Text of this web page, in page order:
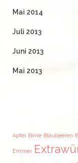
Mai 2014
Juli 2013
Juni 2013
Mai 2013
Apfel Birne Blaubeeren
Emmer